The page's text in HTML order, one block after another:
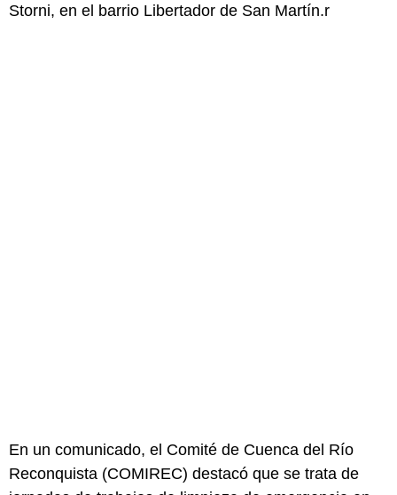
Storni, en el barrio Libertador de San Martín.r
En un comunicado, el Comité de Cuenca del Río
Reconquista (COMIREC) destacó que se trata de